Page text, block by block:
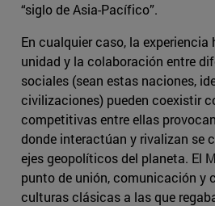
“siglo de Asia-Pacífico”.
En cualquier caso, la
unidad y la colaboración entre
sociales (sean estas naciones,
civilizaciones) pueden coexistir
competitivas entre ellas
donde interactúan y rivalizan se
ejes geopolíticos del planeta. El
punto de unión, comunicación y
culturas clásicas a las que